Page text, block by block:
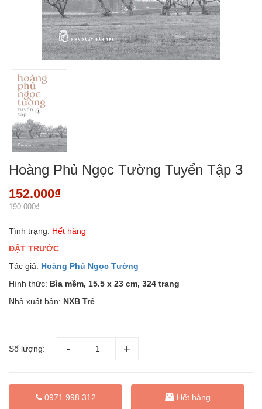
Hoàng Phủ Ngọc Tường Tuyển Tập 3
152.000₫
190.000₫
Tình trạng: Hết hàng
ĐẶT TRƯỚC
Tác giả: Hoàng Phủ Ngọc Tường
Hình thức: Bìa mềm, 15.5 x 23 cm, 324 trang
Nhà xuất bản: NXB Trẻ
Số lượng:
0971 998 312 Hết hàng